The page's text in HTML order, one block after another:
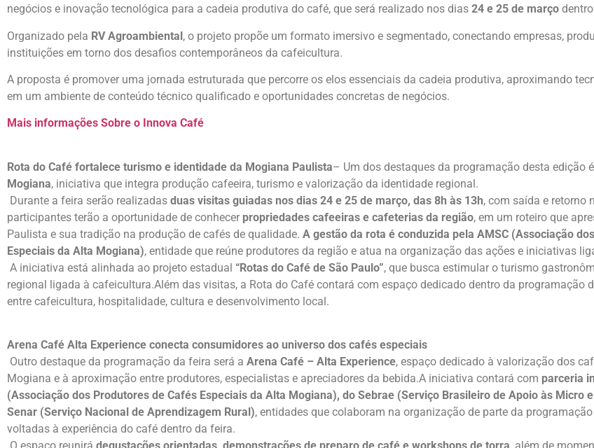
negócios e inovação tecnológica para a cadeia produtiva do café, que será realizado nos dias 24 e 25 de março
Organizado pela RV Agroambiental, o projeto propõe um formato imersivo e segmentado, conectando empresas,
instituições em torno dos desafios contemporâneos da cafeicultura.
A proposta é promover uma jornada estruturada que percorre os elos essenciais da cadeia produtiva, aproximando
em um ambiente de conteúdo técnico qualificado e oportunidades concretas de negócios.
Mais informações Sobre o Innova Café
Rota do Café fortalece turismo e identidade da Mogiana Paulista– Um dos destaques da programação desta edição
Mogiana, iniciativa que integra produção cafeeira, turismo e valorização da identidade regional.
Durante a feira serão realizadas duas visitas guiadas nos dias 24 e 25 de março, das 8h às 13h, com saída e retorno
participantes terão a oportunidade de conhecer propriedades cafeeiras e cafeterias da região, em um roteiro que
Paulista e sua tradição na produção de cafés de qualidade. A gestão da rota é conduzida pela AMSC (Associação
Especiais da Alta Mogiana), entidade que reúne produtores da região e atua na organização das ações e iniciativas
A iniciativa está alinhada ao projeto estadual “Rotas do Café de São Paulo”, que busca estimular o turismo
regional ligada à cafeicultura.Além das visitas, a Rota do Café contará com espaço dedicado dentro da programação
entre cafeicultura, hospitalidade, cultura e desenvolvimento local.
Arena Café Alta Experience conecta consumidores ao universo dos cafés especiais
Outro destaque da programação da feira será a Arena Café – Alta Experience, espaço dedicado à valorização dos
Mogiana e à aproximação entre produtores, especialistas e apreciadores da bebida.A iniciativa contará com parceria
(Associação dos Produtores de Cafés Especiais da Alta Mogiana), do Sebrae (Serviço Brasileiro de Apoio às Micro
Senar (Serviço Nacional de Aprendizagem Rural), entidades que colaboram na organização de parte da
voltadas à experiência do café dentro da feira.